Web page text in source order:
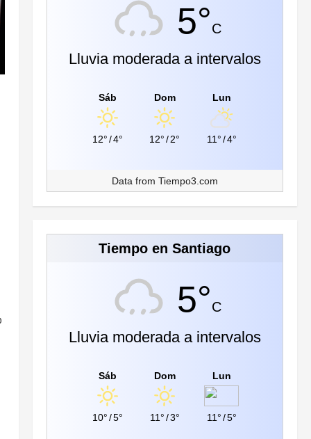
5°C
Lluvia moderada a intervalos
Sáb
12° /4°
Dom
12° /2°
Lun
11°/4°
Data from Tiempo3.com
Tiempo en Santiago
5°C
Lluvia moderada a intervalos
Sáb
10° /5°
Dom
11°/3°
Lun
11°/5°